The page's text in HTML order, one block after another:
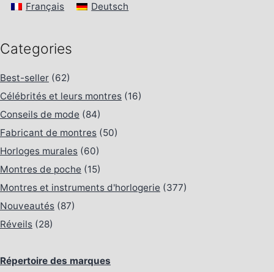
Français Deutsch
Categories
Best-seller (62)
Célébrités et leurs montres (16)
Conseils de mode (84)
Fabricant de montres (50)
Horloges murales (60)
Montres de poche (15)
Montres et instruments d'horlogerie (377)
Nouveautés (87)
Réveils (28)
Répertoire des marques